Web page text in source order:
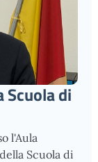
Scuola di
l'Aula
Scuola di